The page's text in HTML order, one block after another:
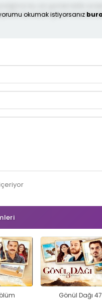
kadar güzel insanlık
okumak istiyorsanız
Gönül Dağı